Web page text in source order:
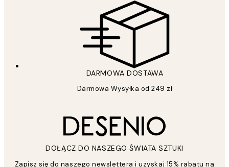
DARMOWA DOSTAWA
Darmowa Wysyłka od 249 zł
DOŁĄCZ DO NASZEGO ŚWIATA SZTUKI
Zapisz się do naszego newslettera i uzyskaj 15% rabatu na